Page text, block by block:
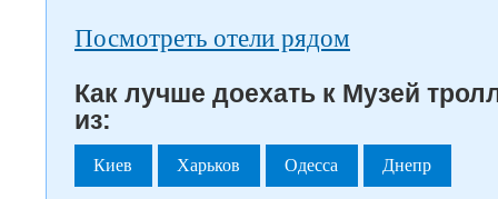
Посмотреть отели рядом
Как лучше доехать к Музей
из:
Киев Харьков Одесса Днепр